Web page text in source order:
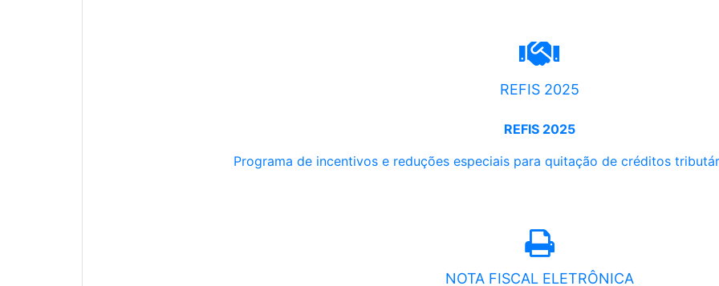
REFIS 2025
REFIS 2025
Programa de incentivos e reduções especiais para quitação de créditos
NOTA FISCAL ELETRÔNICA